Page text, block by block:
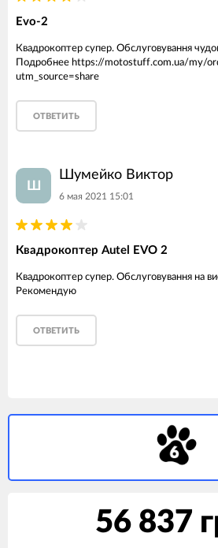
Evo-2
Квадрокоптер супер. Обслуговування
Подробнее https://motostuff.com.ua/my/
utm_source=share
ОТВЕТИТЬ
Ш
Шумейко Виктор
6 мая 2021 15:01
Квадрокоптер Autel EVO 2
Квадрокоптер супер. Обслуговування на
Рекомендую
ОТВЕТИТЬ
56 837